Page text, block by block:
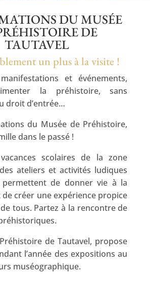
DU MUSÉE
DE
TAUTAVEL
un plus à la visite !
et événements,
la préhistoire, sans
droit d’entrée…
du Musée de Préhistoire,
dans le passé !
scolaires de la zone
ateliers et activités ludiques
de donner vie à la
créer une expérience propice
tous. Partez à la rencontre de
de Tautavel, propose
l’année des expositions au
muséographique.